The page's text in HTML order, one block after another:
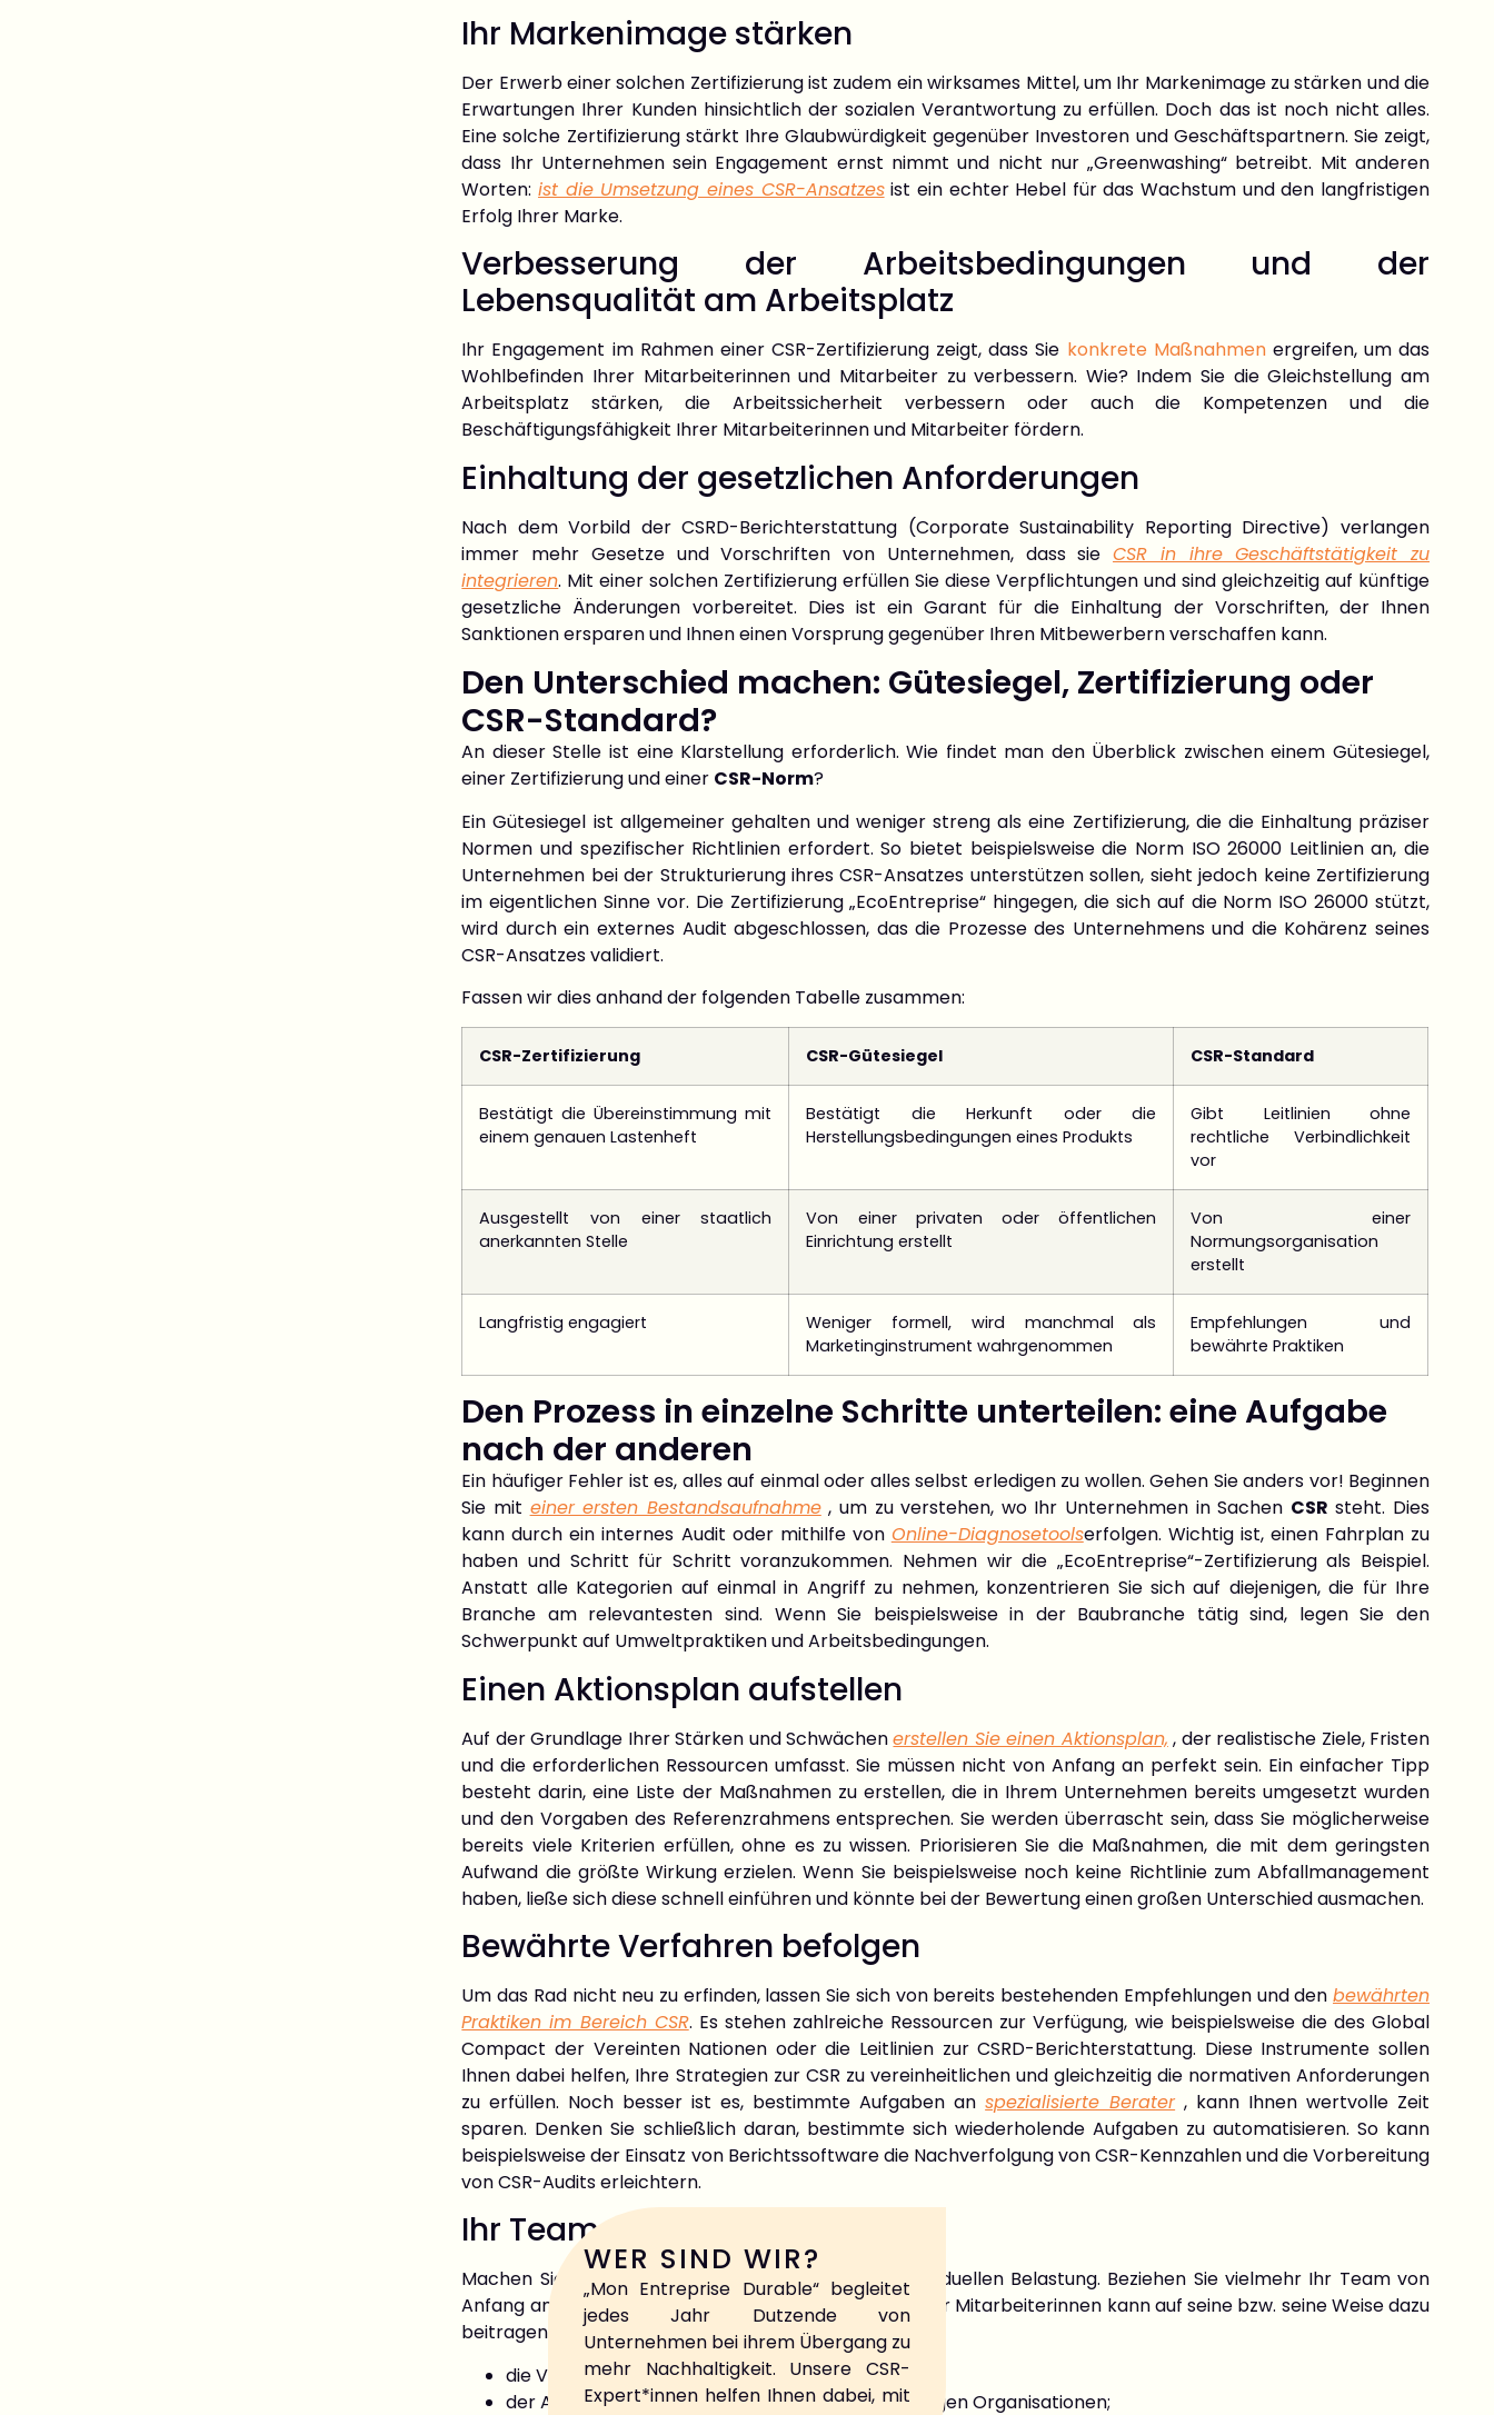
Ihr Markenimage stärken
Der Erwerb einer solchen Zertifizierung ist zudem ein wirksames Mittel, um Ihr Markenimage zu stärken und die
Erwartungen Ihrer Kunden hinsichtlich der sozialen Verantwortung zu erfüllen. Doch das ist noch nicht alles.
Eine solche Zertifizierung stärkt Ihre Glaubwürdigkeit gegenüber Investoren und Geschäftspartnern. Sie zeigt,
dass Ihr Unternehmen sein Engagement ernst nimmt und nicht nur „Greenwashing“ betreibt. Mit anderen
Worten: ist die Umsetzung eines CSR-Ansatzesist ein echter Hebel für das Wachstum und den langfristigen
Erfolg Ihrer Marke.
Verbesserung der Arbeitsbedingungen und der
Lebensqualität am Arbeitsplatz
Ihr Engagement im Rahmen einer CSR-Zertifizierung zeigt, dass Sie konkrete Maßnahmenergreifen, um das
Wohlbefinden Ihrer Mitarbeiterinnen und Mitarbeiter zu verbessern. Wie? Indem Sie die Gleichstellung am
Arbeitsplatz stärken, die Arbeitssicherheit verbessern oder auch die Kompetenzen und die
Beschäftigungsfähigkeit Ihrer Mitarbeiterinnen und Mitarbeiter fördern.
Einhaltung der gesetzlichen Anforderungen
Nach dem Vorbild der CSRD-Berichterstattung (Corporate Sustainability Reporting Directive) verlangen
immer mehr Gesetze und Vorschriften von Unternehmen, dass sieCSR in ihre Geschäftstätigkeit zu
integrieren. Mit einer solchen Zertifizierung erfüllen Sie diese Verpflichtungen und sind gleichzeitig auf künftige
gesetzliche Änderungen vorbereitet. Dies ist ein Garant für die Einhaltung der Vorschriften, der Ihnen
Sanktionen ersparen und Ihnen einen Vorsprung gegenüber Ihren Mitbewerbern verschaffen kann.
Den Unterschied machen: Gütesiegel, Zertifizierung oder
CSR-Standard?
An dieser Stelle ist eine Klarstellung erforderlich. Wie findet man den Überblick zwischen einem Gütesiegel,
einer Zertifizierung und einer CSR-Norm?
Ein Gütesiegel ist allgemeiner gehalten und weniger streng als eine Zertifizierung, die die Einhaltung präziser
Normen und spezifischer Richtlinien erfordert. So bietet beispielsweise die Norm ISO 26000 Leitlinien an, die
Unternehmen bei der Strukturierung ihres CSR-Ansatzes unterstützen sollen, sieht jedoch keine Zertifizierung
im eigentlichen Sinne vor. Die Zertifizierung „EcoEntreprise“ hingegen, die sich auf die Norm ISO 26000 stützt,
wird durch ein externes Audit abgeschlossen, das die Prozesse des Unternehmens und die Kohärenz seines
CSR-Ansatzes validiert.
Fassen wir dies anhand der folgenden Tabelle zusammen:
CSR-Zertifizierung CSR-Gütesiegel CSR-Standard
Bestätigt die Übereinstimmung mit
einem genauen Lastenheft
Bestätigt die Herkunft oder die
Herstellungsbedingungen eines Produkts
Gibt Leitlinien ohne
rechtliche Verbindlichkeit
vor
Ausgestellt von einer staatlich
anerkannten Stelle
Von einer privaten oder öffentlichen
Einrichtung erstellt
Von einer
Normungsorganisation
erstellt
Langfristig engagiert
Weniger formell, wird manchmal als
Marketinginstrument wahrgenommen
Empfehlungen und
bewährte Praktiken
Den Prozess in einzelne Schritte unterteilen: eine Aufgabe
nach der anderen
Ein häufiger Fehler ist es, alles auf einmal oder alles selbst erledigen zu wollen. Gehen Sie anders vor! Beginnen
Sie mit einer ersten Bestandsaufnahme, um zu verstehen, wo Ihr Unternehmen in Sachen CSR steht. Dies
kann durch ein internes Audit oder mithilfe von Online-Diagnosetoolserfolgen. Wichtig ist, einen Fahrplan zu
haben und Schritt für Schritt voranzukommen. Nehmen wir die „EcoEntreprise“-Zertifizierung als Beispiel.
Anstatt alle Kategorien auf einmal in Angriff zu nehmen, konzentrieren Sie sich auf diejenigen, die für Ihre
Branche am relevantesten sind. Wenn Sie beispielsweise in der Baubranche tätig sind, legen Sie den
Schwerpunkt auf Umweltpraktiken und Arbeitsbedingungen.
Einen Aktionsplan aufstellen
Auf der Grundlage Ihrer Stärken und Schwächenerstellen Sie einen Aktionsplan, , der realistische Ziele, Fristen
und die erforderlichen Ressourcen umfasst. Sie müssen nicht von Anfang an perfekt sein. Ein einfacher Tipp
besteht darin, eine Liste der Maßnahmen zu erstellen, die in Ihrem Unternehmen bereits umgesetzt wurden
und den Vorgaben des Referenzrahmens entsprechen. Sie werden überrascht sein, dass Sie möglicherweise
bereits viele Kriterien erfüllen, ohne es zu wissen. Priorisieren Sie die Maßnahmen, die mit dem geringsten
Aufwand die größte Wirkung erzielen. Wenn Sie beispielsweise noch keine Richtlinie zum Abfallmanagement
haben, ließe sich diese schnell einführen und könnte bei der Bewertung einen großen Unterschied ausmachen.
Bewährte Verfahren befolgen
Um das Rad nicht neu zu erfinden, lassen Sie sich von bereits bestehenden Empfehlungen und den bewährten
Praktiken im Bereich CSR. Es stehen zahlreiche Ressourcen zur Verfügung, wie beispielsweise die des Global
Compact der Vereinten Nationen oder die Leitlinien zur CSRD-Berichterstattung. Diese Instrumente sollen
Ihnen dabei helfen, Ihre Strategien zur CSR zu vereinheitlichen und gleichzeitig die normativen Anforderungen
zu erfüllen. Noch besser ist es, bestimmte Aufgaben anspezialisierte Berater, kann Ihnen wertvolle Zeit
sparen. Denken Sie schließlich daran, bestimmte sich wiederholende Aufgaben zu automatisieren. So kann
beispielsweise der Einsatz von Berichtssoftware die Nachverfolgung von CSR-Kennzahlen und die Vorbereitung
von CSR-Audits erleichtern.
Ihr Team motivieren
Machen Sie die CSR-Zertifizierung nicht zu einer individuellen Belastung. Beziehen Sie vielmehr Ihr Team von
Anfang an mit ein. Jeder Ihrer Mitarbeiter und jede Ihrer Mitarbeiterinnen kann auf seine bzw. seine Weise dazu
beitragen, dass:
die Verbesserung der Arbeitsbedingungen;
der Aufbau von Partnerschaften mit gemeinnützigen Organisationen;
WER SIND WIR?
„Mon Entreprise Durable“ begleitet
jedes Jahr Dutzende von
Unternehmen bei ihrem Übergang zu
mehr Nachhaltigkeit. Unsere CSR-
Expert*innen helfen Ihnen dabei, mit